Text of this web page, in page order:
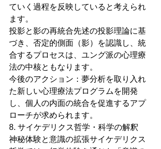
ていく過程を反映していると考えられ
ます。
投影と影の再統合先述の投影理論に基
づき、否定的側面（影）を認識し、統
合するプロセスは、ユング派の心理療
法の中核ともなります。
今後のアクション：夢分析を取り入れ
た新しい心理療法プログラムを開発
し、個人の内面の統合を促進するアプ
ローチが求められます。
8. サイケデリクス哲学・科学の解釈
神秘体験と意識の拡張サイケデリクス